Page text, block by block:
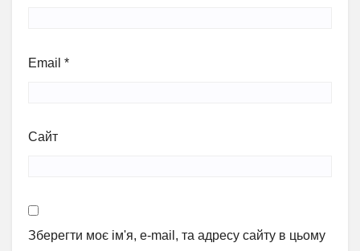
Email *
Сайт
Зберегти моє ім'я, e-mail, та адресу сайту в цьому